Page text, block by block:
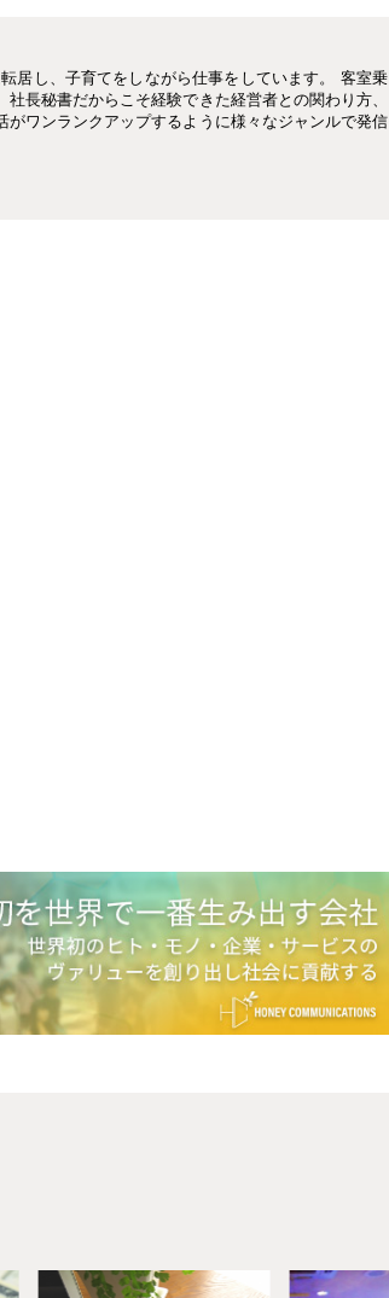
居し、子育てをしながら仕事をしています。 客室乗
長秘書だからこそ経験できた経営者との関わり方、
ワンランクアップするように様々なジャンルで発信